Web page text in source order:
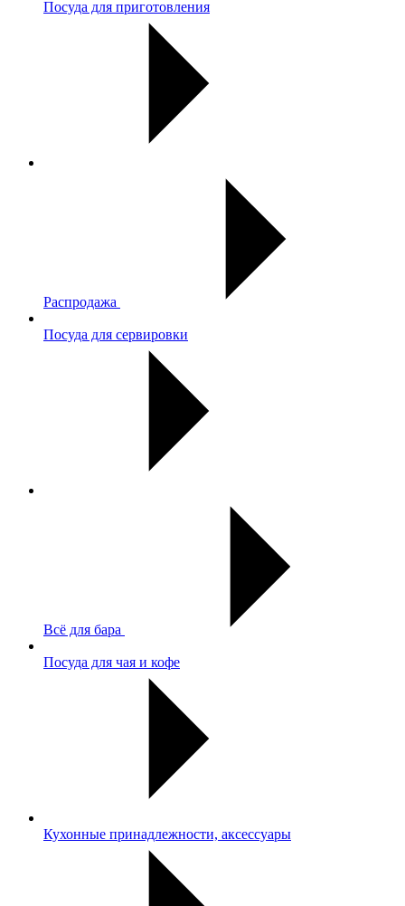
Посуда для приготовления
Распродажа
Посуда для сервировки
Всё для бара
Посуда для чая и кофе
Кухонные принадлежности, аксессуары